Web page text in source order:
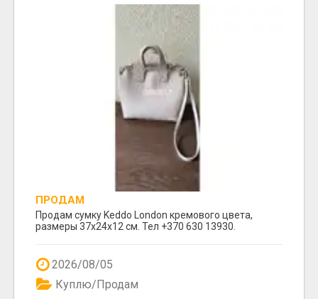
ПРОДАМ
Продам сумку Keddo London кремового цвета,
размеры 37x24x12 cм. Тел +370 630 13930.
2026/08/05
Куплю/Продам